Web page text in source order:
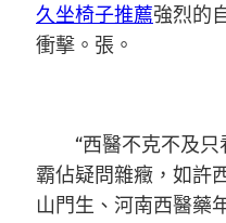
久坐椅子推薦強烈的
衝擊。張。
“西醫不克不及
霸佔疑問雜癥，如許
山門生、河南西醫藥